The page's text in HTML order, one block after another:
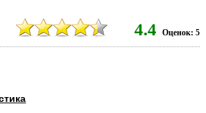
4.4 Оценок: 5